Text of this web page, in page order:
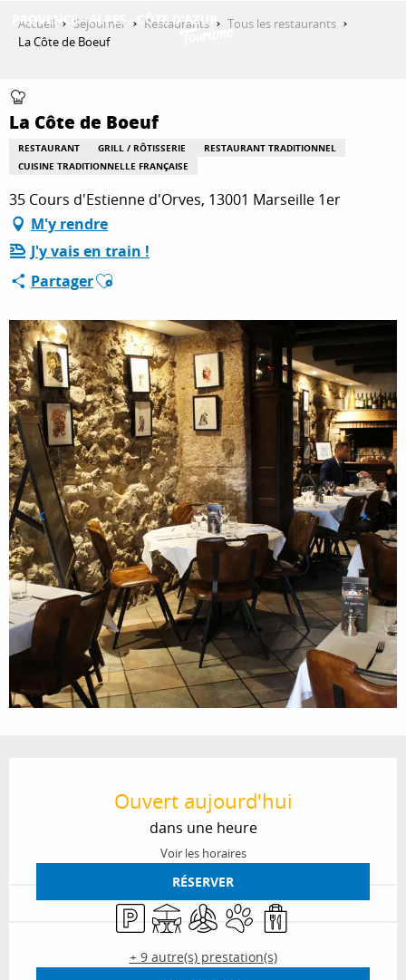
DÉCOUVRIR
QUE FAIRE ?
SÉJOURNER
ESPACE PRO
Accueil Séjourner Restaurants
Tous les restaurants
La Côte de Boeuf
La Côte de Boeuf
RESTAURANT GRILL / RÔTISSERIE
RESTAURANT TRADITIONNEL
CUISINE TRADITIONNELLE FRANÇAISE
35 Cours d'Estienne d'Orves, 13001 Marseille 1er
M'y rendre
J'y vais en train !
PartagerAjouter aux favoris
Ouvert aujourd'hui
dans une heure
Voir les horaires
RÉSERVER
ParkingTerrasseAir conditionné
Animaux acceptés
Vente à emporter
+ 9 autre(s) prestation(s)